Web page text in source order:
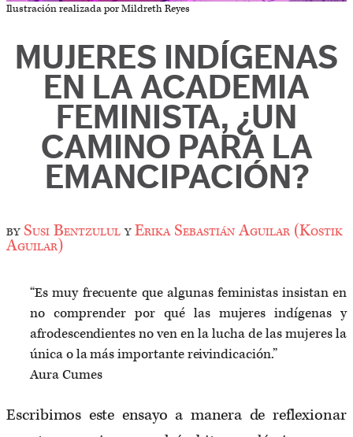
Ilustración realizada por Mildreth Reyes
MUJERES INDÍGENAS
EN LA ACADEMIA
FEMINISTA, ¿UN
CAMINO PARA LA
EMANCIPACIÓN?
bySusi BentzululyErika Sebastián Aguilar (Kostik
Aguilar)
“Es muy frecuente que algunas feministas insistan en
no comprender por qué las mujeres indígenas y
afrodescendientes no ven en la lucha de las mujeres la
única o la más importante reivindicación.”
Aura Cumes
Escribimos este ensayo a manera de reflexionar